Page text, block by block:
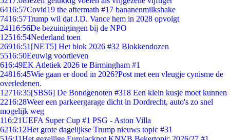
6416:57Covid19 the aftermath #17 bananenmilkshake
7416:57Trump wil dat J.D. Vance hem in 2028 opvolgt
24116:56De bezuinigingen bij de NPO
12516:54Nederland toen
26916:51 [NET5] Het blok 2026 #32 Blokkendozen
5516:50Eeuwig voortleven
616:49EK Atletiek 2026 te Birmingham #1
24816:45Wie gaan er dood in 2026?Post met een vleugje cynisme de
overledenen.
12716:35[SBS6] De Bondgenoten #318 Een klein kusje moet kunnen
2216:28Weer een parkeergarage dicht in Dordrecht, auto's zo snel
mogelijk weg
116:21UEFA Super Cup #1 PSG - Aston Villa
6216:12Het grote dagelijkse Trump nieuws topic #31